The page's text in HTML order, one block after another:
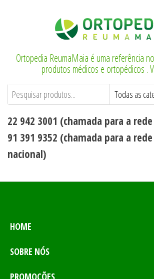
Ortopedia ReumaMaia é uma referência
produtos médicos e ortopédicos .
22 942 3001 (chamada para a
91 391 9352 (chamada para a
nacional)
HOME
SOBRE NÓS
PROMOÇÕES